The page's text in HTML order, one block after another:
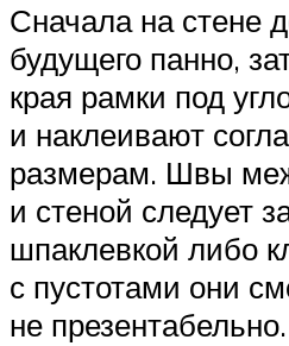
Сначала на стене
будущего панно,
края рамки под
и наклеивают
размерам. Швы
и стеной следует
шпаклевкой либо
с пустотами они
не презентабельно.